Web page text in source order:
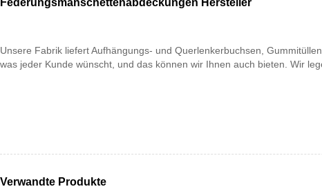
Unsere Fabrik liefert Aufhängungs- und Querlenkerbuchsen,
was jeder Kunde wünscht, und das können wir Ihnen auch bieten. Wir
Verwandte Produkte